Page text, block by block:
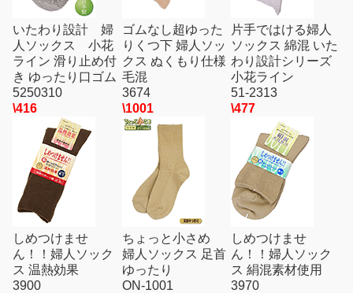
いたわり設計 婦
人ソックス 小花
ライン 滑り止め付
き ゆったり口ゴム
5250310
\416
ゴムなし超ゆった
りくつ下 婦人ソッ
クス ぬくもり仕様
毛混
3674
\1001
片手ではける婦人
ソックス 綿混 いた
わり設計シリーズ
小花ライン
51-2313
\477
しめつけませ
ん！！婦人ソック
ス 温熱効果
3900
ちょっと小さめ
婦人ソックス 足首
ゆったり
ON-1001
しめつけませ
ん！！婦人ソック
ス 絹混素材使用
3970